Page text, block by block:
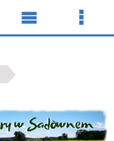
Menu